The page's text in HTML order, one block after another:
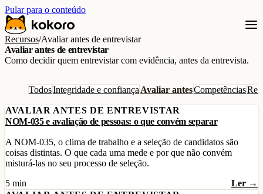
Pular para o conteúdo
Recursos/Avaliar antes de entrevistar
Avaliar antes de entrevistar
Como decidir quem entrevistar com evidência, antes da entrevista.
TodosIntegridade e confiança Avaliar antesCompetências
AVALIAR ANTES DE ENTREVISTAR
NOM-035 e avaliação de pessoas: o que convém separar
A NOM-035, o clima de trabalho e a seleção de candidatos são
coisas distintas. O que cada uma mede e por que não convém
misturá-las no seu processo de seleção.
5 min
Ler →